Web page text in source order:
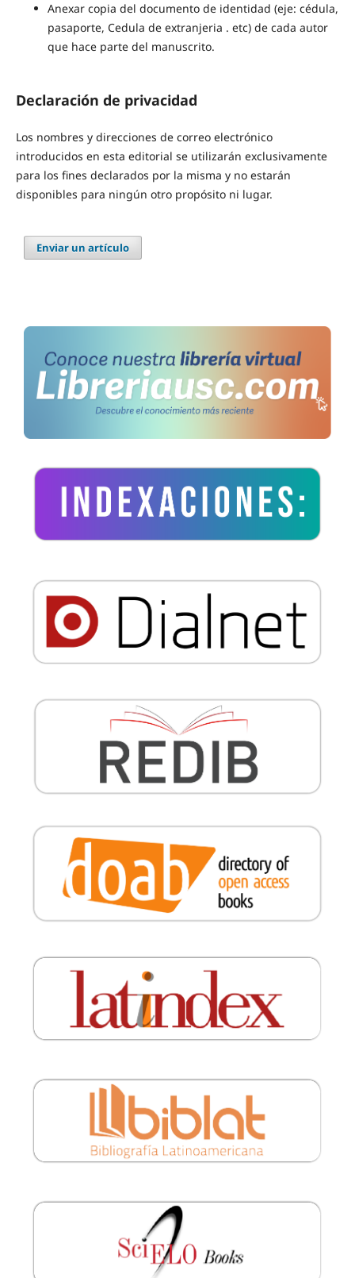
Anexar copia del documento de identidad (eje: cédula,
pasaporte, Cedula de extranjeria . etc) de cada autor
que hace parte del manuscrito.
Declaración de privacidad
Los nombres y direcciones de correo electrónico
introducidos en esta editorial se utilizarán exclusivamente
para los fines declarados por la misma y no estarán
disponibles para ningún otro propósito ni lugar.
Enviar un artículo